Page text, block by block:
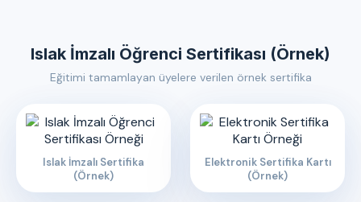
Islak İmzalı Öğrenci Sertifikası (Örnek)
Eğitimi tamamlayan üyelere verilen örnek sertifika
Islak İmzalı Sertifika
(Örnek)
Elektronik Sertifika Kartı
(Örnek)